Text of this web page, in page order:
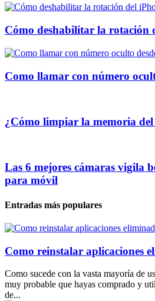
Cómo deshabilitar la rotación
Como llamar con número
¿Cómo limpiar la memoria
Las 6 mejores cámaras vigila
para móvil
Entradas más populares
Como reinstalar aplicaciones
Como sucede con la vasta mayoría de
muy probable que hayas comprado y
de...